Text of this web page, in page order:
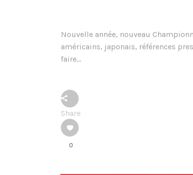
Nouvelle année, nouveau
américains, japonais, références
faire...
Share
0